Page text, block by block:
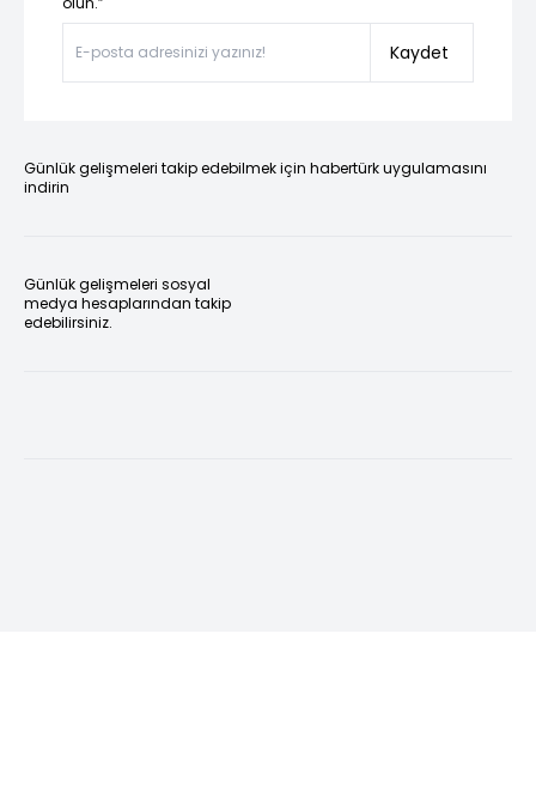
Kaydet
Günlük gelişmeleri takip edebilmek için habertürk uygulamasını
indirin
Günlük gelişmeleri sosyal
medya hesaplarından takip
edebilirsiniz.